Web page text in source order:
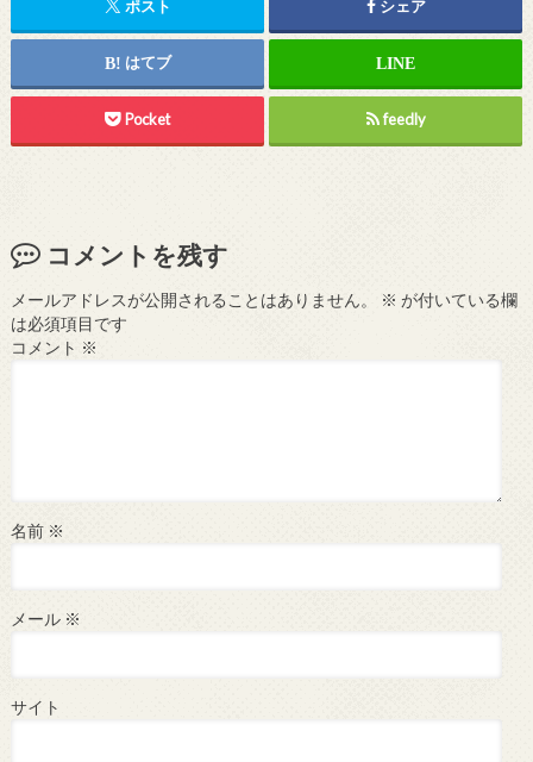
ポスト シェア
はてブ
Pocket feedly
コメントを残す
メールアドレスが公開されることはありません。 ※ が付いている欄
は必須項目です
コメント ※
名前 ※
メール ※
サイト